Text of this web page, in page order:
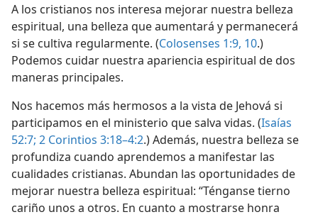
A los cristianos nos interesa mejorar nuestra belleza
espiritual, una belleza que aumentará y permanecerá
si se cultiva regularmente. (Colosenses 1:9, 10.)
Podemos cuidar nuestra apariencia espiritual de dos
maneras principales.
Nos hacemos más hermosos a la vista de Jehová si
participamos en el ministerio que salva vidas. (Isaías
52:7; 2 Corintios 3:18–4:2.) Además, nuestra belleza se
profundiza cuando aprendemos a manifestar las
cualidades cristianas. Abundan las oportunidades de
mejorar nuestra belleza espiritual: “Ténganse tierno
cariño unos a otros. En cuanto a mostrarse honra